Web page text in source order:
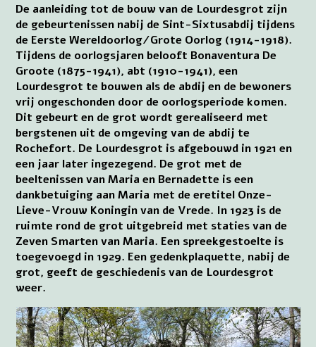
De aanleiding tot de bouw van de Lourdesgrot zijn
de gebeurtenissen nabij de Sint-Sixtusabdij tijdens
de Eerste Wereldoorlog/Grote Oorlog (1914-1918).
Tijdens de oorlogsjaren belooft Bonaventura De
Groote (1875-1941), abt (1910-1941), een
Lourdesgrot te bouwen als de abdij en de bewoners
vrij ongeschonden door de oorlogsperiode komen.
Dit gebeurt en de grot wordt gerealiseerd met
bergstenen uit de omgeving van de abdij te
Rochefort. De Lourdesgrot is afgebouwd in 1921 en
een jaar later ingezegend. De grot met de
beeltenissen van Maria en Bernadette is een
dankbetuiging aan Maria met de eretitel Onze-
Lieve-Vrouw Koningin van de Vrede. In 1923 is de
ruimte rond de grot uitgebreid met staties van de
Zeven Smarten van Maria. Een spreekgestoelte is
toegevoegd in 1929. Een gedenkplaquette, nabij de
grot, geeft de geschiedenis van de Lourdesgrot
weer.